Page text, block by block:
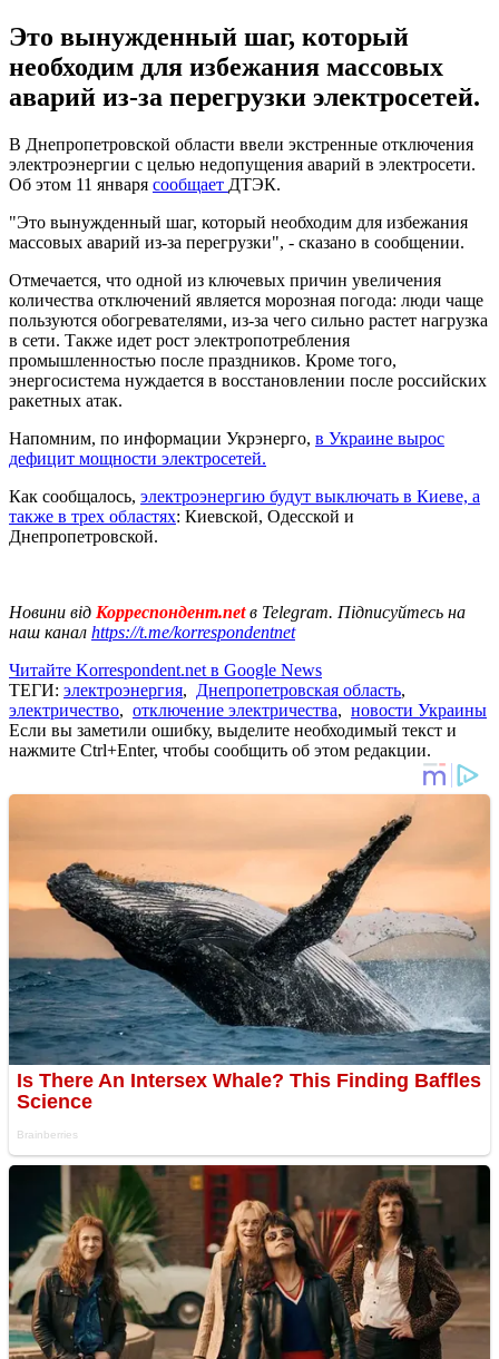
Это вынужденный шаг, который
необходим для избежания массовых
аварий из-за перегрузки электросетей.
В Днепропетровской области ввели экстренные отключения
электроэнергии с целью недопущения аварий в электросети.
Об этом 11 января сообщает ДТЭК.
"Это вынужденный шаг, который необходим для избежания
массовых аварий из-за перегрузки", - сказано в сообщении.
Отмечается, что одной из ключевых причин увеличения
количества отключений является морозная погода: люди чаще
пользуются обогревателями, из-за чего сильно растет нагрузка
в сети. Также идет рост электропотребления
промышленностью после праздников. Кроме того,
энергосистема нуждается в восстановлении после российских
ракетных атак.
Напомним, по информации Укрэнерго, в Украине вырос
дефицит мощности электросетей.
Как сообщалось, электроэнергию будут выключать в Киеве, а
также в трех областях: Киевской, Одесской и
Днепропетровской.
Новини від Корреспондент.netв Telegram. Підписуйтесь на
наш канал https://t.me/korrespondentnet
Читайте Korrespondent.net в Google News
ТЕГИ: электроэнергия, Днепропетровская область,
электричество, отключение электричества, новости Украины
Если вы заметили ошибку, выделите необходимый текст и
нажмите Ctrl+Enter, чтобы сообщить об этом редакции.